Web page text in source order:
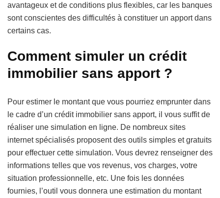
avantageux et de conditions plus flexibles, car les banques
sont conscientes des difficultés à constituer un apport dans
certains cas.
Comment simuler un crédit
immobilier sans apport ?
Pour estimer le montant que vous pourriez emprunter dans
le cadre d’un crédit immobilier sans apport, il vous suffit de
réaliser une simulation en ligne. De nombreux sites
internet spécialisés proposent des outils simples et gratuits
pour effectuer cette simulation. Vous devrez renseigner des
informations telles que vos revenus, vos charges, votre
situation professionnelle, etc. Une fois les données
fournies, l’outil vous donnera une estimation du montant